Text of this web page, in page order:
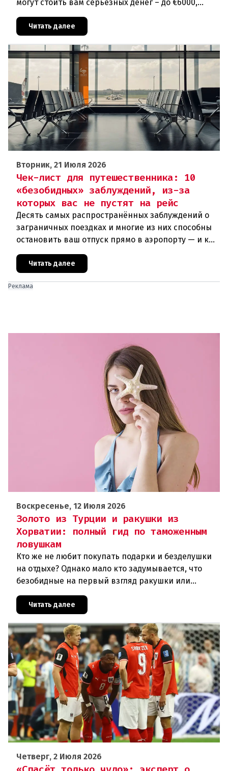
могут стоить вам серьезных денег – до €6000,
лишения прав или даже тюремного срока. От
громкого хлопка дверь
Читать далее
Вторник, 21 Июля 2026
Чек-лист для путешественника: 10
«безобидных» заблуждений, из-за
которых вас не пустят на рейс
Десять самых распространённых заблуждений о
заграничных поездках и многие из них способны
остановить ваш отпуск прямо в аэропорту — и к
тому моменту, как вы окажетесь у стойки
регистрации, может быть
Читать далее
Реклама
Воскресенье, 12 Июля 2026
Золото из Турции и ракушки из
Хорватии: полный гид по таможенным
ловушкам
Кто же не любит покупать подарки и безделушки
на отдыхе? Однако мало кто задумывается, что
безобидные на первый взгляд ракушки или
брендовая одежда могут обернуться огромными
проблемами при возвращени
Читать далее
Четверг, 2 Июля 2026